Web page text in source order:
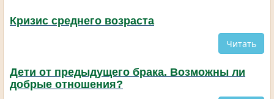
Кризис среднего возраста
Читать
Дети от предыдущего брака. Возможны ли
добрые отношения?